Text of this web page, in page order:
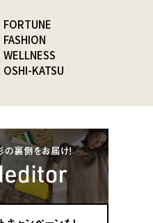
FORTUNE
FASHION
WELLNESS
OSHI-KATSU